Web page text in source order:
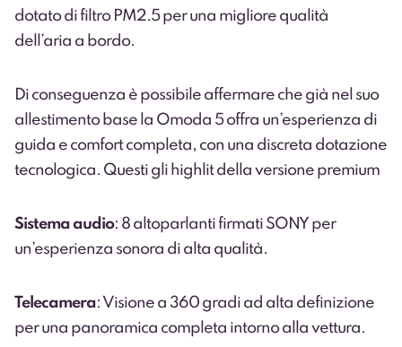
dotato di filtro PM2.5 per una migliore qualità
dell’aria a bordo.
Di conseguenza è possibile affermare che già nel suo
allestimento base la Omoda 5 offra un’esperienza di
guida e comfort completa, con una discreta dotazione
tecnologica. Questi gli highlit della versione premium
Sistema audio: 8 altoparlanti firmati SONY per
un’esperienza sonora di alta qualità.
Telecamera: Visione a 360 gradi ad alta definizione
per una panoramica completa intorno alla vettura.